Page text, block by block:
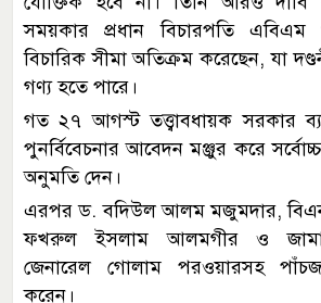
সময়কার প্রধান বিচারপতি
বিচারিক সীমা অতিক্রম করেছেন, যা
গণ্য হতে পারে।
গত ২৭ আগস্ট তত্ত্বাবধায়ক সরকার
পুনর্বিবেচনার আবেদন মঞ্জুর করে
অনুমতি দেন।
এরপর ড. বদিউল আলম মজুমদার,
ফখরুল ইসলাম আলমগীর ও
জেনারেল গোলাম পরওয়ারসহ
করেন।